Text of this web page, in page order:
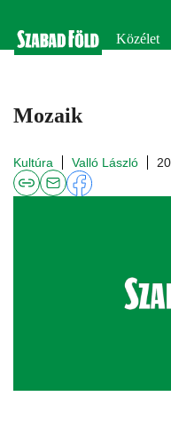
Közélet
Mozaik
Kultúra Valló László